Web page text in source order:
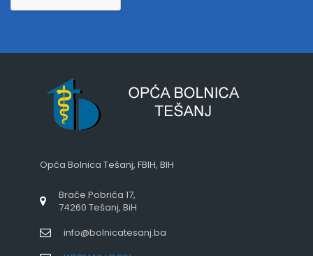
Opća Bolnica Tešanj, FBIH, BIH
Braće Pobrića 17,
74260 Tešanj, BiH
info@bolnicatesanj.ba